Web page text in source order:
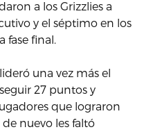
a los Grizzlies a
y el séptimo en los
fase final.
una vez más el
27 puntos y
que lograron
nuevo les faltó